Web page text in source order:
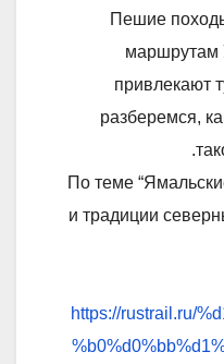
Пешие
привлекают
разберемся,
По теме
и традиции
https://rustrail.ru/